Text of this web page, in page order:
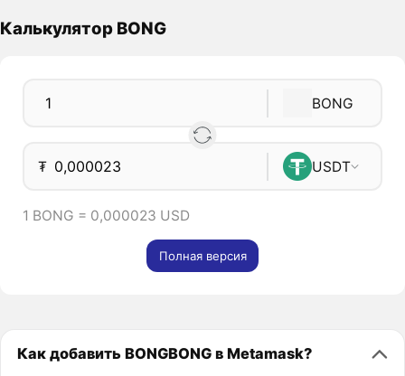
Калькулятор BONG
BONG
₮ USDT
1 BONG = 0,000023 USD
Полная версия
Как добавить BONGBONG в Metamask?